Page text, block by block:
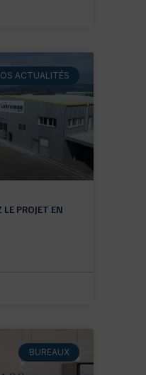
ACTUALITÉS
PROJET EN
BUREAUX